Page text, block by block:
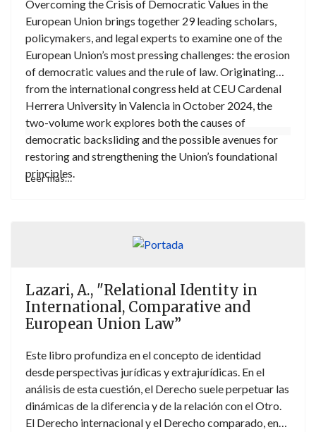
Overcoming the Crisis of Democratic Values in the
European Union brings together 29 leading scholars,
policymakers, and legal experts to examine one of the
European Union’s most pressing challenges: the erosion
of democratic values and the rule of law. Originating
from the international congress held at CEU Cardenal
Herrera University in Valencia in October 2024, the
two-volume work explores both the causes of
democratic backsliding and the possible avenues for
restoring and strengthening the Union’s foundational
principles.
Leer más…
Lazari, A., "Relational Identity in
International, Comparative and
European Union Law”
Este libro profundiza en el concepto de identidad
desde perspectivas jurídicas y extrajurídicas. En el
análisis de esta cuestión, el Derecho suele perpetuar las
dinámicas de la diferencia y de la relación con el Otro.
El Derecho internacional y el Derecho comparado, en